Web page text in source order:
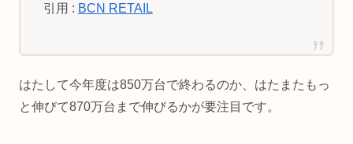
引用 : BCN RETAIL
はたして今年度は850万台で終わるのか、はたまたもっ
と伸びて870万台まで伸びるかが要注目です。